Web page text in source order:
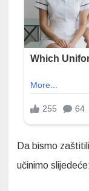
Da bismo
učinimo